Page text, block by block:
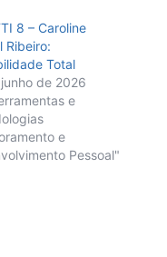
8 – Caroline
Ribeiro:
Total
de 2026
e
e
Pessoal"